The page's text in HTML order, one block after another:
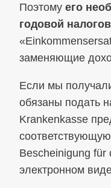
Поэтому его
годовой
заменяющие
Если мы
обязаны подать
Krankenkasse
Bescheinigung für
электронном